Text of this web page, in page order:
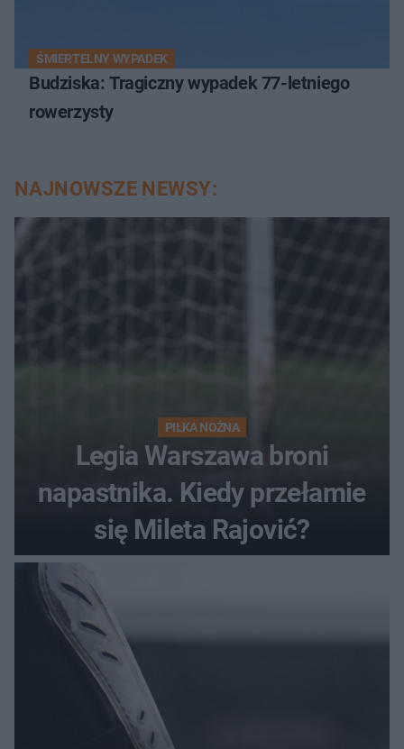
ŚMIERTELNY WYPADEK
Budziska: Tragiczny wypadek 77-letniego
rowerzysty
NAJNOWSZE NEWSY:
PIŁKA NOŻNA
Legia Warszawa broni
napastnika. Kiedy przełamie
się Mileta Rajović?